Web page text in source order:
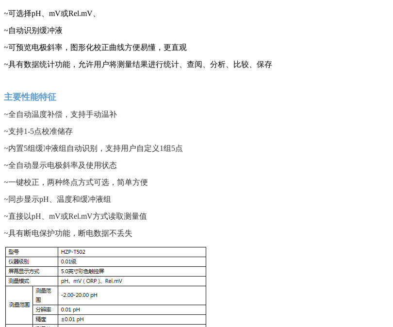
~可选择pH mV或Rel.mV
~自动识别缓冲液
~可预览电极斜率，图形化校正曲线方便易懂，更直观
~具有数据统计功能，允许用户将测量结果进行统计、查阅、分析、比较、保存
主要性能特征
~全自动温度补偿，支持手动温补
~支持1-5点校准储存
~内置5组缓冲液组自动识别，支持用户自定义 1组 5点
~全自动显示电极斜率及使用状态
~一键校正，两种终点方式可选，简单方便
~同步显示pH、温度和缓冲液组
~直接以pH、 mV或Rel.mV方式读取测量值
~具有断电保护功能，断电数据不丢失